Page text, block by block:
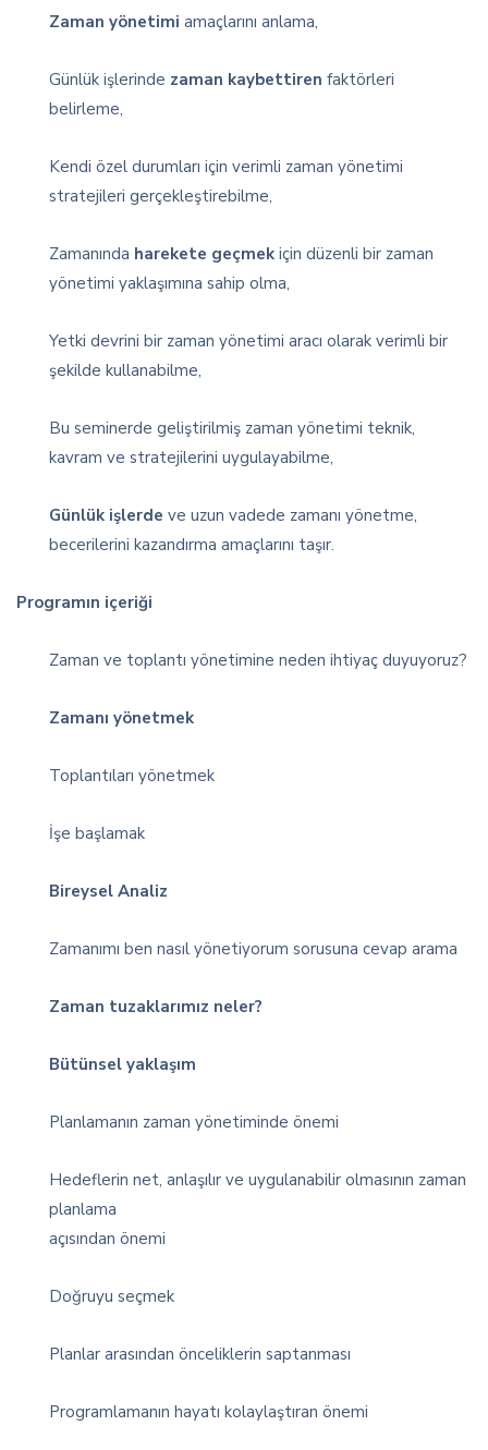
Zaman yönetimi amaçlarını anlama,
Günlük işlerinde zaman kaybettiren faktörleri
belirleme,
Kendi özel durumları için verimli zaman yönetimi
stratejileri gerçekleştirebilme,
Zamanında harekete geçmek için düzenli bir zaman
yönetimi yaklaşımına sahip olma,
Yetki devrini bir zaman yönetimi aracı olarak verimli bir
şekilde kullanabilme,
Bu seminerde geliştirilmiş zaman yönetimi teknik,
kavram ve stratejilerini uygulayabilme,
Günlük işlerde ve uzun vadede zamanı yönetme,
becerilerini kazandırma amaçlarını taşır.
Programın içeriği
Zaman ve toplantı yönetimine neden ihtiyaç duyuyoruz?
Zamanı yönetmek
Toplantıları yönetmek
İşe başlamak
Bireysel Analiz
Zamanımı ben nasıl yönetiyorum sorusuna cevap arama
Zaman tuzaklarımız neler?
Bütünsel yaklaşım
Planlamanın zaman yönetiminde önemi
Hedeflerin net, anlaşılır ve uygulanabilir olmasının zaman
planlama
açısından önemi
Doğruyu seçmek
Planlar arasından önceliklerin saptanması
Programlamanın hayatı kolaylaştıran önemi